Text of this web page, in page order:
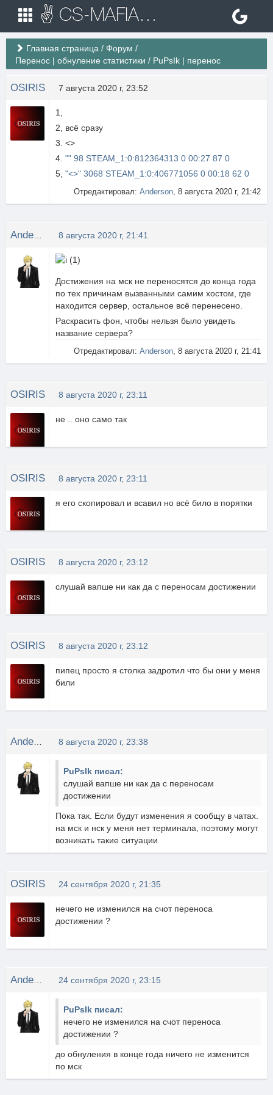
✌ CS-MAFIA.RU ✌ Игровые сервера Counter Strike 1.6
Главная страница / Форум /
Перенос | обнуление статистики / PuPsIk | перенос
OSIRIS 7 августа 2020 г, 23:52
1,
2, всё сразу
3. <>
4."" 98 STEAM_1:0:812364313 0 00:27 87 0
5,"<>" 3068 STEAM_1:0:406771056 0 00:18 62 0
Отредактировал: Anderson, 8 августа 2020 г, 21:42
8 августа 2020 г, 21:41
Достижения на мск не переносятся до конца года
по тех причинам вызванными самим хостом, где
находится сервер, остальное всё перенесено.
Раскрасить фон, чтобы нельзя было увидеть
название сервера?
Отредактировал: Anderson, 8 августа 2020 г, 21:41
OSIRIS 8 августа 2020 г, 23:11
не .. оно само так
OSIRIS 8 августа 2020 г, 23:11
я его скопировал и всавил но всё било в порятки
OSIRIS 8 августа 2020 г, 23:12
слушай вапше ни как да с переносам достижении
OSIRIS 8 августа 2020 г, 23:12
пипец просто я столка задротил что бы они у меня
били
8 августа 2020 г, 23:38
PuPsIk писал:
слушай вапше ни как да с переносам
достижении
Пока так. Если будут изменения я сообщу в чатах.
на мск и нск у меня нет терминала, поэтому могут
возникать такие ситуации
OSIRIS 24 сентября 2020 г, 21:35
нечего не изменился на счот переноса
достижении ?
24 сентября 2020 г, 23:15
PuPsIk писал:
нечего не изменился на счот переноса
достижении ?
до обнуления в конце года ничего не изменится
по мск